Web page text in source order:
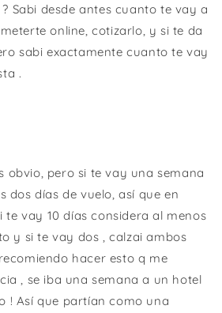
Sabi desde antes cuanto te vay a
online, cotizarlo, y si te da
sabi exactamente cuanto te vay
.
obvio, pero si te vay una semana
dos días de vuelo, así que en
te vay 10 días considera al menos
y si te vay dos , calzai ambos
hacer esto q me
, se iba una semana a un hotel
! Así que partían como una